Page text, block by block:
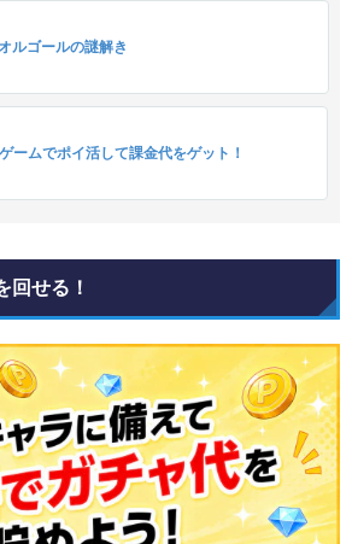
オルゴールの謎解き
ゲームでポイ活して課金代をゲット！
回せる！